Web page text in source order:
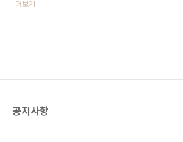
쳐졌는데 아주 화려하고 근사해 보였다. 행사장
부스가 있는 홀에는 사람이 별로 없었다. 행사를
북이 주류 서비스로써 자리매김하고 있습니다.
더보기
공지사항